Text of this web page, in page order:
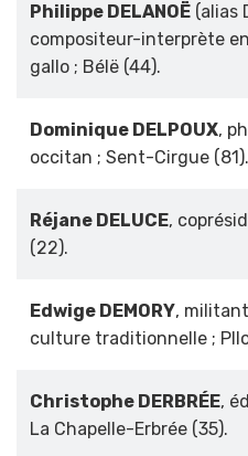
Philippe DELANOË (alias
compositeur-interprète
gallo ; Bélë (44).
Dominique DELPOUX,
occitan ; Sent-Cirgue (81).
Réjane DELUCE,
(22).
Edwige DEMORY,
culture traditionnelle ;
Christophe DERBRÉE,
La Chapelle-Erbrée (35).